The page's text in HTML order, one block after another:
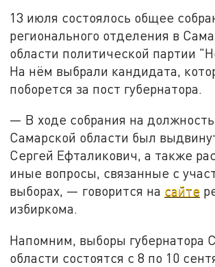
13 июля состоялось общее
регионального отделения в
области политической партии
На нём выбрали кандидата,
поборется за пост губернатора.
— В ходе собрания на должность
Самарской области был
Сергей Ефталикович, а также
иные вопросы, связанные с
выборах, — говорится на сайте
избиркома.
Напомним, выборы губернатора
области состоятся с 8 по 10